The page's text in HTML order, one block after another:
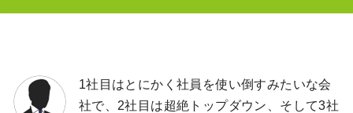
1社目はとにかく社員を使い倒すみたいな会
社で、2社目は超絶トップダウン、そして3社